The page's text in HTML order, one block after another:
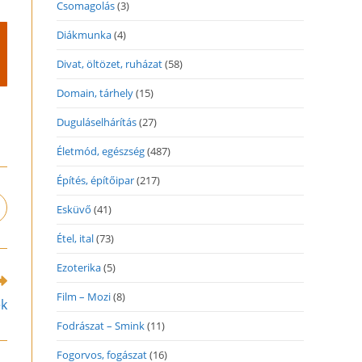
Csomagolás(3)
Diákmunka(4)
Divat, öltözet, ruházat(58)
Domain, tárhely(15)
Duguláselhárítás(27)
Életmód, egészség(487)
Építés, építőipar(217)
Esküvő (41)
Étel, ital(73)
Ezoterika(5)
Film – Mozi(8)
Fodrászat – Smink(11)
Fogorvos, fogászat(16)